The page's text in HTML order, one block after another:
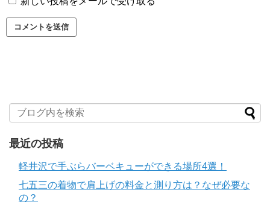
最近の投稿
軽井沢で手ぶらバーベキューができる場所4選！
七五三の着物で肩上げの料金と測り方は？なぜ必要な
の？